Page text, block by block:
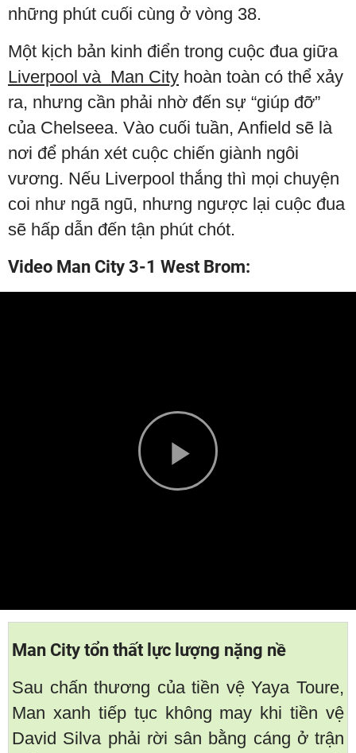
những phút cuối cùng ở vòng 38.
Một kịch bản kinh điển trong cuộc đua giữa
Liverpool và Man City hoàn toàn có thể xảy
ra, nhưng cần phải nhờ đến sự “giúp đỡ”
của Chelseea. Vào cuối tuần, Anfield sẽ là
nơi để phán xét cuộc chiến giành ngôi
vương. Nếu Liverpool thắng thì mọi chuyện
coi như ngã ngũ, nhưng ngược lại cuộc đua
sẽ hấp dẫn đến tận phút chót.
Video Man City 3-1 West Brom:
Play
Man City tổn thất lực lượng nặng nề
Sau chấn thương của tiền vệ Yaya Toure,
Man xanh tiếp tục không may khi tiền vệ
David Silva phải rời sân bằng cáng ở trận